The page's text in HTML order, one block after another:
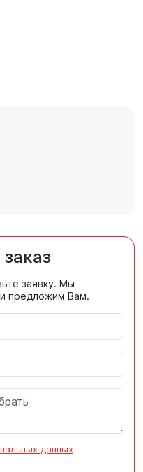
заявку. Мы
предложим Вам.
данных